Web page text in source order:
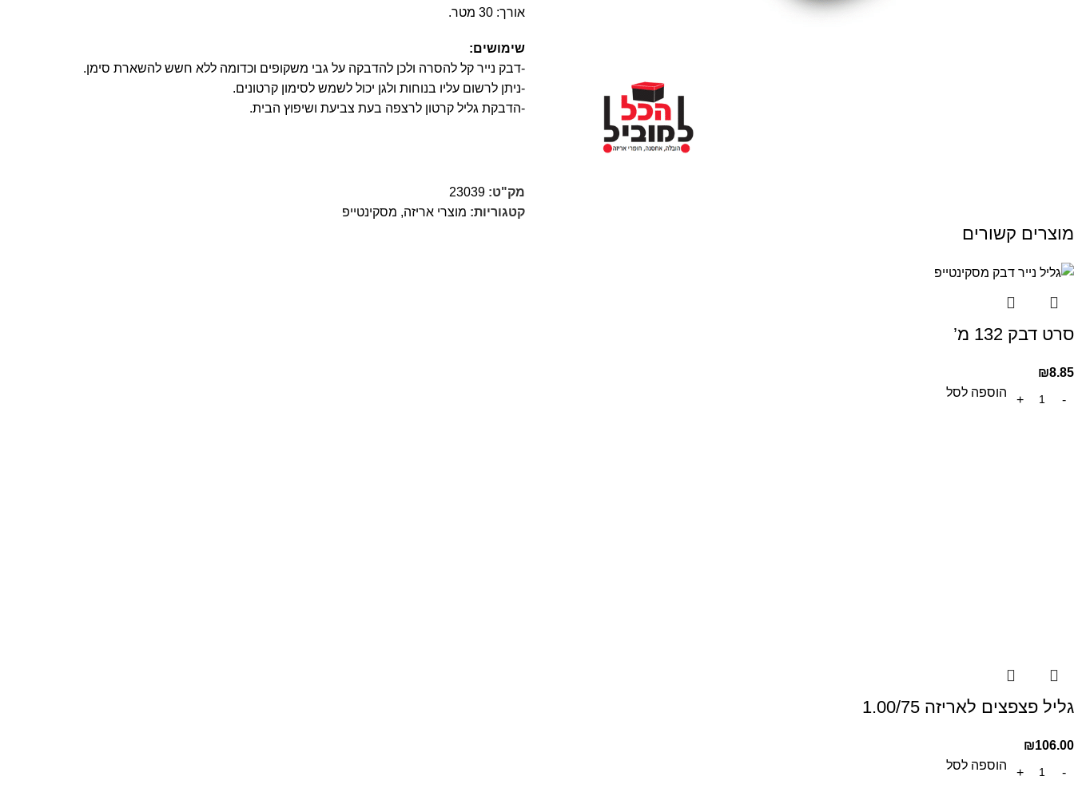
אורך: 30 מטר.
שימושים:
-דבק נייר קל להסרה ולכן להדבקה על גבי משקופים וכדומה ללא חשש להשארת סימן.
-ניתן לרשום עליו בנוחות ולגן יכול לשמש לסימון קרטונים.
-הדבקת גליל קרטון לרצפה בעת צביעת ושיפוץ הבית.
מק"ט: 23039
קטגוריות: מוצרי אריזה, מסקינטייפ
מוצרים קשורים
סרט דבק 132 מ’
₪8.85
הוספה לסל
גליל פצפצים לאריזה 1.00/75
₪106.00
הוספה לסל